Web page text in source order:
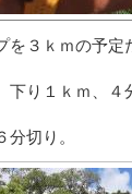
３ｋｍの予定
り１ｋｍ、４
切り。